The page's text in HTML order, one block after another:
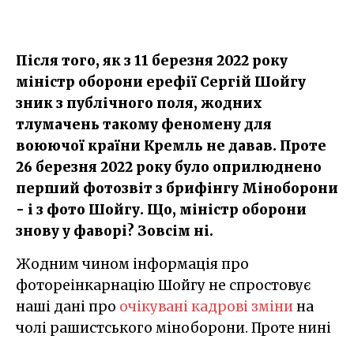
Після того, як з 11 березня 2022 року
міністр оборони ерефії Сергій Шойгу
зник з публічного поля, жодних
тлумачень такому феномену для
воюючої країни Кремль не давав. Проте
26 березня 2022 року було оприлюднено
перший фотозвіт з брифінгу Міноборони
- і з фото Шойгу. Що, міністр оборони
знову у фаворі? Зовсім ні.
Жодним чином інформація про
фотореінкарнацію Шойгу не спростовує
наші дані про очікувані кадрові змінина
чолі рашистського міноборони. Проте нині